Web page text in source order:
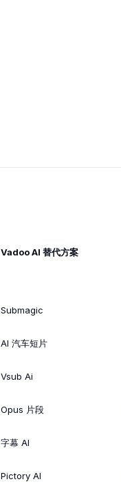
Vadoo AI 替代方案
Submagic
AI 汽车短片
Vsub Ai
Opus 片段
字幕 AI
Pictory AI